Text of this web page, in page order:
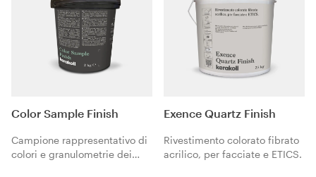
Color Sample Finish
Campione rappresentativo di
colori e granulometrie dei
Exence Quartz Finish
Rivestimento colorato fibrato
acrilico, per facciate e ETICS.